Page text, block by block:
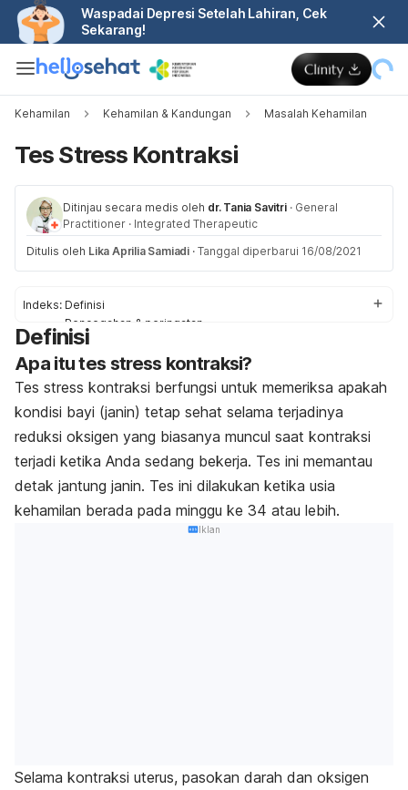
Waspadai Depresi Setelah Lahiran, Cek
Sekarang!
Kehamilan Kehamilan & Kandungan Masalah Kehamilan
Tes Stress Kontraksi
Ditinjau secara medis oleh dr. Tania Savitri · General
Practitioner · Integrated Therapeutic
Ditulis oleh Lika Aprilia Samiadi · Tanggal diperbarui 16/08/2021
Indeks: Definisi
Pencegahan & peringatan
Proses
Penjelasan dari Hasil Tes
Definisi
Apa itu tes stress kontraksi?
Tes stress kontraksi berfungsi untuk memeriksa apakah
kondisi bayi (janin) tetap sehat selama terjadinya
reduksi oksigen yang biasanya muncul saat kontraksi
terjadi ketika Anda sedang bekerja. Tes ini memantau
detak jantung janin. Tes ini dilakukan ketika usia
kehamilan berada pada minggu ke 34 atau lebih.
Iklan
Selama kontraksi uterus, pasokan darah dan oksigen